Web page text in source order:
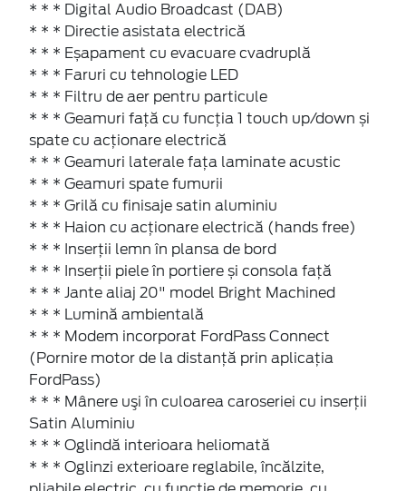
* * * Digital Audio Broadcast (DAB)
* * * Directie asistata electrică
* * * Eșapament cu evacuare cvadruplă
* * * Faruri cu tehnologie LED
* * * Filtru de aer pentru particule
* * * Geamuri față cu funcţia 1 touch up/down și
spate cu acţionare electrică
* * * Geamuri laterale faţa laminate acustic
* * * Geamuri spate fumurii
* * * Grilă cu finisaje satin aluminiu
* * * Haion cu acţionare electrică (hands free)
* * * Inserţii lemn în plansa de bord
* * * Inserţii piele în portiere și consola faţă
* * * Jante aliaj 20" model Bright Machined
* * * Lumină ambientală
* * * Modem incorporat FordPass Connect
(Pornire motor de la distanță prin aplicația
FordPass)
* * * Mânere uşi în culoarea caroseriei cu inserţii
Satin Aluminiu
* * * Oglindă interioara heliomată
* * * Oglinzi exterioare reglabile, încălzite,